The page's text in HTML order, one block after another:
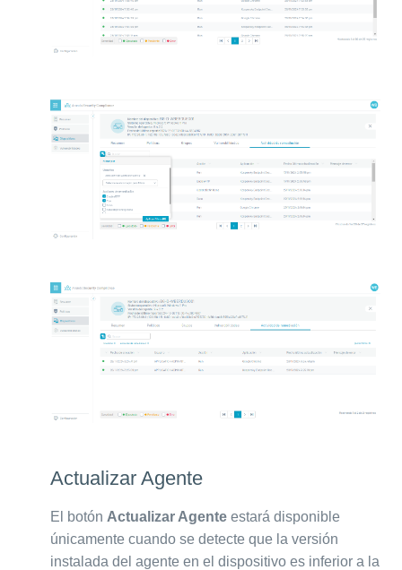
Actualizar Agente
El botón Actualizar Agente estará disponible
únicamente cuando se detecte que la versión
instalada del agente en el dispositivo es inferior a la